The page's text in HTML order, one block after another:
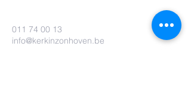
011 74 00 13
info@kerkinzonhoven.be